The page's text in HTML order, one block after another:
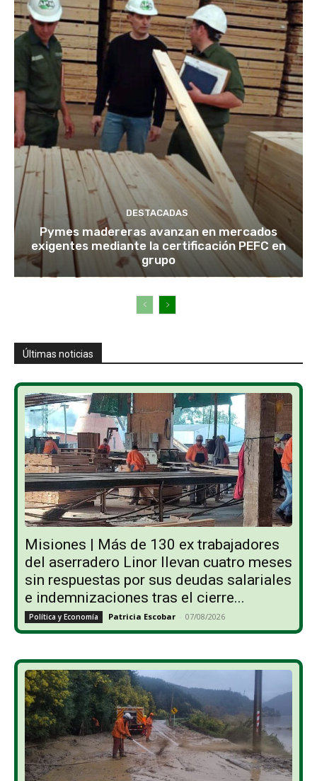
DESTACADAS
Pymes madereras avanzan en mercados
exigentes mediante la certificación PEFC en
grupo
Últimas noticias
Misiones | Más de 130 ex trabajadores
del aserradero Linor llevan cuatro meses
sin respuestas por sus deudas salariales
e indemnizaciones tras el cierre...
Política y Economía Patricia Escobar - 07/08/2026